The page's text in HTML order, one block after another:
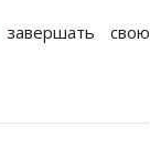
завершать свою